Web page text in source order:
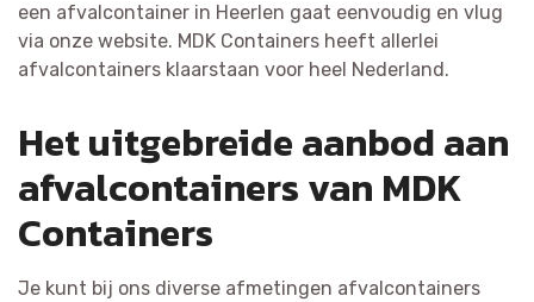
een afvalcontainer in Heerlen gaat eenvoudig en vlug
via onze website. MDK Containers heeft allerlei
afvalcontainers klaarstaan voor heel Nederland.
Het uitgebreide aanbod aan
afvalcontainers van MDK
Containers
Je kunt bij ons diverse afmetingen afvalcontainers